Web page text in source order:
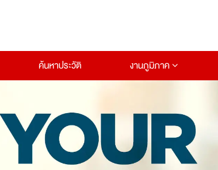
ค้นหาประวัติ งานภูมิภาค